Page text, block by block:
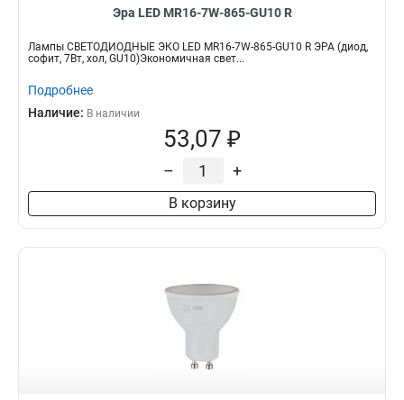
Эра LED MR16-7W-865-GU10 R
Лампы СВЕТОДИОДНЫЕ ЭКО LED MR16-7W-865-GU10 R ЭРА (диод,
софит, 7Вт, хол, GU10)Экономичная свет...
Подробнее
Наличие: В наличии
53,07 ₽
– +
В корзину